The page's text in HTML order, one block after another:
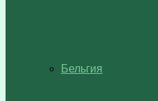
Бельгия